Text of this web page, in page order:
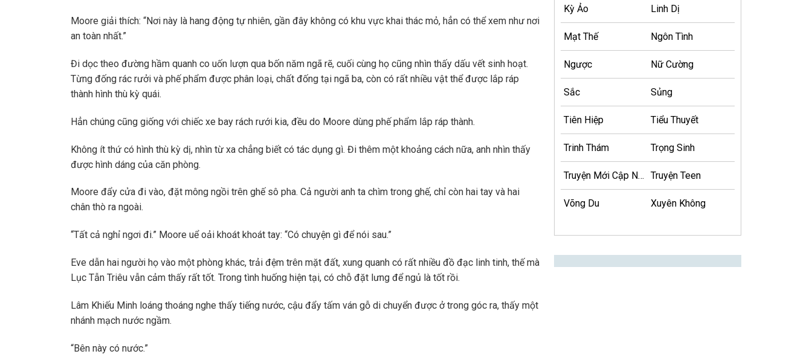
Moore giải thích: “Nơi này là hang động tự nhiên, gần đây không có khu vực khai thác mỏ, hẳn có thể xem như nơi
an toàn nhất.”
Đi dọc theo đường hầm quanh co uốn lượn qua bốn năm ngã rẽ, cuối cùng họ cũng nhìn thấy dấu vết sinh hoạt.
Từng đống rác rưởi và phế phẩm được phân loại, chất đống tại ngã ba, còn có rất nhiều vật thể được lắp ráp
thành hình thù kỳ quái.
Hẳn chúng cũng giống với chiếc xe bay rách rưới kia, đều do Moore dùng phế phẩm lắp ráp thành.
Không ít thứ có hình thù kỳ dị, nhìn từ xa chẳng biết có tác dụng gì. Đi thêm một khoảng cách nữa, anh nhìn thấy
được hình dáng của căn phòng.
Moore đẩy cửa đi vào, đặt mông ngồi trên ghế sô pha. Cả người anh ta chìm trong ghế, chỉ còn hai tay và hai
chân thò ra ngoài.
“Tất cả nghỉ ngơi đi.” Moore uể oải khoát khoát tay: “Có chuyện gì để nói sau.”
Eve dẫn hai người họ vào một phòng khác, trải đệm trên mặt đất, xung quanh có rất nhiều đồ đạc linh tinh, thế mà
Lục Tẫn Triêu vẫn cảm thấy rất tốt. Trong tình huống hiện tại, có chỗ đặt lưng để ngủ là tốt rồi.
Lâm Khiếu Minh loáng thoáng nghe thấy tiếng nước, cậu đẩy tấm ván gỗ di chuyển được ở trong góc ra, thấy một
nhánh mạch nước ngầm.
“Bên này có nước.”
Kỳ Ảo Linh Dị
Mạt Thế Ngôn Tình
Ngược Nữ Cường
Sắc Sủng
Tiên Hiệp Tiểu Thuyết
Trinh Thám Trọng Sinh
Truyện Mới Cập Nhật Truyện Teen
Võng Du Xuyên Không